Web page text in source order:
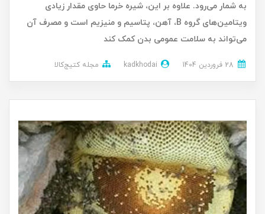
به شمار می‌رود. علاوه بر این، شیره خرما حاوی مقدار زیادی
ویتامین‌های گروه B، آهن، پتاسیم و منیزیم است و مصرف آن
می‌تواند به سلامت عمومی بدن کمک کند
kadkhodai مجله کتیج‌کالا